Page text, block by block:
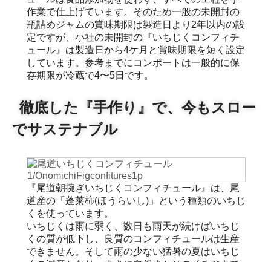
作業で仕上げています。そのため一般の未開封の
瓶詰めジャムの賞味期限は製造日より2年以内の設
定ですが、小社の未開封の『いちじくコンフィチ
ュール』は製造日から4ケ月と賞味期限を短く設定
しています。参考までにコンポートは一般的に保
存期限が冷蔵で4〜5日です。
徹底した『手作り』で、今もスロー
でサステナブル
『尾道朝捥ぎいちじくコンフィチュール』は、尾
道産の「蓬莱柿(ほうらいし)」という種類のいちじ
くを使っています。
いちじくは雨に弱く、数日も雨天が続けばいちじ
くの質が低下し、良質のコンフィチュールは生産
できません。そして雨の少ない猛暑の夏はいちじ